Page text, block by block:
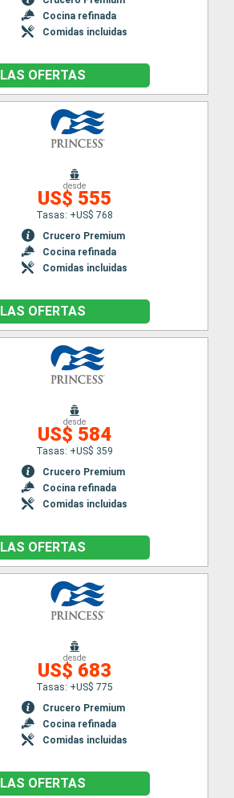
Cocina refinada
Comidas incluidas
OFERTAS
desde
US$ 555
Tasas: +US$ 768
Crucero Premium
Cocina refinada
Comidas incluidas
OFERTAS
desde
US$ 584
Tasas: +US$ 359
Crucero Premium
Cocina refinada
Comidas incluidas
OFERTAS
desde
US$ 683
Tasas: +US$ 775
Crucero Premium
Cocina refinada
Comidas incluidas
OFERTAS